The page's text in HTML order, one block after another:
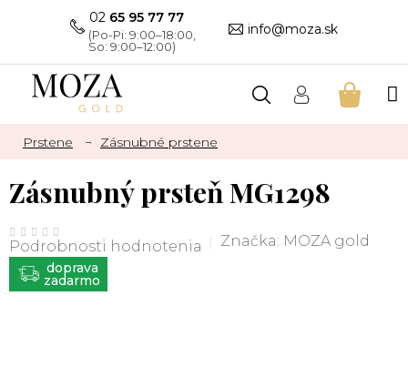
02 65 95 77 77
info@moza.sk
Prstene Zásnubné prstene
Zásnubný prsteň MG1298
Priemerné
hodnotenie
produktu
je
0,0
5
Podrobnosti hodnotenia Značka: MOZA gold
ZADARMO